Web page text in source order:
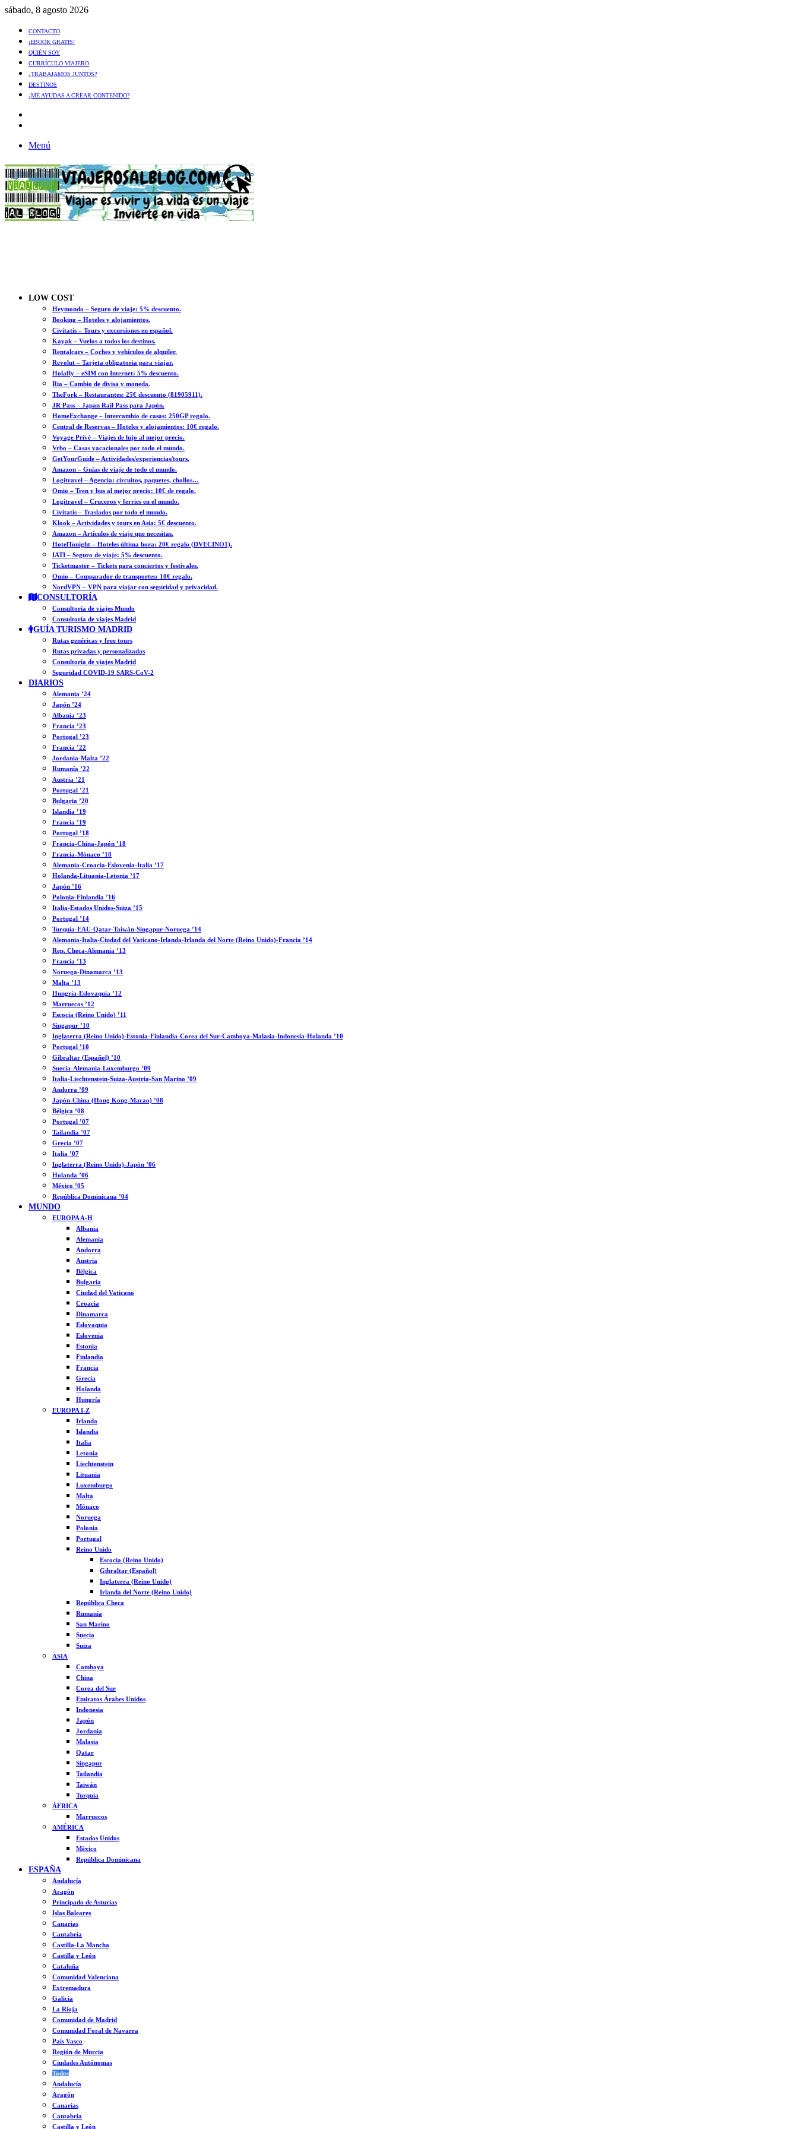
sábado, 8 agosto 2026
CONTACTO
¡EBOOK GRATIS!
QUIÉN SOY
CURRÍCULO VIAJERO
¿TRABAJAMOS JUNTOS?
DESTINOS
¿ME AYUDAS A CREAR CONTENIDO?
Menú
LOW COST
Heymondo – Seguro de viaje: 5% descuento.
Booking – Hoteles y alojamientos.
Civitatis – Tours y excursiones en español.
Kayak – Vuelos a todos los destinos.
Rentalcars – Coches y vehículos de alquiler.
Revolut – Tarjeta obligatoria para viajar.
Holafly – eSIM con Internet: 5% descuento.
Ria – Cambio de divisa y moneda.
TheFork – Restaurantes: 25€ descuento (81905911).
JR Pass – Japan Rail Pass para Japón.
HomeExchange – Intercambio de casas: 250GP regalo.
Central de Reservas – Hoteles y alojamientos: 10€ regalo.
Voyage Privé – Viajes de lujo al mejor precio.
Vrbo – Casas vacacionales por todo el mundo.
GetYourGuide – Actividades/experiencias/tours.
Amazon – Guías de viaje de todo el mundo.
Logitravel – Agencia: circuitos, paquetes, chollos…
Omio – Tren y bus al mejor precio: 10€ de regalo.
Logitravel – Cruceros y ferries en el mundo.
Civitatis – Traslados por todo el mundo.
Klook – Actividades y tours en Asia: 5€ descuento.
Amazon – Artículos de viaje que necesitas.
HotelTonight – Hoteles última hora: 20€ regalo (DVECINO1).
IATI – Seguro de viaje: 5% descuento.
Ticketmaster – Tickets para conciertos y festivales.
Omio – Comparador de transportes: 10€ regalo.
NordVPN – VPN para viajar con seguridad y privacidad.
CONSULTORÍA
Consultoría de viajes Mundo
Consultoría de viajes Madrid
GUÍA TURISMO MADRID
Rutas genéricas y free tours
Rutas privadas y personalizadas
Consultoría de viajes Madrid
Seguridad COVID-19 SARS-CoV-2
DIARIOS
Alemania ’24
Japón ’24
Albania ’23
Francia ’23
Portugal ’23
Francia ’22
Jordania-Malta ’22
Rumanía ’22
Austria ’21
Portugal ’21
Bulgaria ’20
Islandia ’19
Francia ’19
Portugal ’18
Francia-China-Japón ’18
Francia-Mónaco ’18
Alemania-Croacia-Eslovenia-Italia ’17
Holanda-Lituania-Letonia ’17
Japón ’16
Polonia-Finlandia ’16
Italia-Estados Unidos-Suiza ’15
Portugal ’14
Turquía-EAU-Qatar-Taiwán-Singapur-Noruega ’14
Alemania-Italia-Ciudad del Vaticano-Irlanda-Irlanda del Norte (Reino Unido)-Francia ’14
Rep. Checa-Alemania ’13
Francia ’13
Noruega-Dinamarca ’13
Malta ’13
Hungría-Eslovaquia ’12
Marruecos ’12
Escocia (Reino Unido) ’11
Singapur ’10
Inglaterra (Reino Unido)-Estonia-Finlandia-Corea del Sur-Camboya-Malasia-Indonesia-Holanda ’10
Portugal ’10
Gibraltar (Español) ’10
Suecia-Alemania-Luxemburgo ’09
Italia-Liechtenstein-Suiza-Austria-San Marino ’09
Andorra ’09
Japón-China (Hong Kong-Macao) ’08
Bélgica ’08
Portugal ’07
Tailandia ’07
Grecia ’07
Italia ’07
Inglaterra (Reino Unido)-Japón ’06
Holanda ’06
México ’05
República Dominicana ’04
MUNDO
EUROPA A-H
Albania
Alemania
Andorra
Austria
Bélgica
Bulgaria
Ciudad del Vaticano
Croacia
Dinamarca
Eslovaquia
Eslovenia
Estonia
Finlandia
Francia
Grecia
Holanda
Hungría
EUROPA I-Z
Irlanda
Islandia
Italia
Letonia
Liechtenstein
Lituania
Luxemburgo
Malta
Mónaco
Noruega
Polonia
Portugal
Reino Unido
Escocia (Reino Unido)
Gibraltar (Español)
Inglaterra (Reino Unido)
Irlanda del Norte (Reino Unido)
República Checa
Rumanía
San Marino
Suecia
Suiza
ASIA
Camboya
China
Corea del Sur
Emiratos Árabes Unidos
Indonesia
Japón
Jordania
Malasia
Qatar
Singapur
Tailandia
Taiwán
Turquía
ÁFRICA
Marruecos
AMÉRICA
Estados Unidos
México
República Dominicana
ESPAÑA
Andalucía
Aragón
Principado de Asturias
Islas Baleares
Canarias
Cantabria
Castilla-La Mancha
Castilla y León
Cataluña
Comunidad Valenciana
Extremadura
Galicia
La Rioja
Comunidad de Madrid
Comunidad Foral de Navarra
País Vasco
Región de Murcia
Ciudades Autónomas
Todos
Andalucía
Aragón
Canarias
Cantabria
Castilla y León